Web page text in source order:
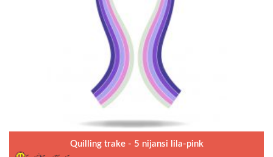
Quilling trake - 5 nijansi lila-pink